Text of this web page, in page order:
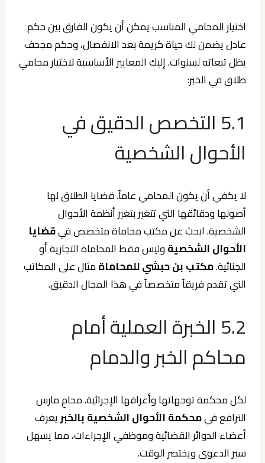
اختيار المحامي المناسب يمكن أن يكون الفارق بين حكم
عادل يضمن لك حياة كريمة بعد الانفصال، وحكم مجحف
يظل تبعاته لسنوات. إليك المعايير الأساسية لاختيار محامي
طلاق في الخبر:
5.1 التخصص الدقيق في
الأحوال الشخصية
لا يكفي أن يكون المحامي عاماً. قضايا الطلاق لها
أصولها ودقائقها التي تتغير بتغير أنظمة الأحوال
الشخصية. ابحث عن مكتب محاماة متخصص فيقضايا
الأحوال الشخصيةوليس فقط المحاماة التجارية أو
الجنائية.مكتب بن حبشي للمحاماةمثال على المكاتب
التي تقدم فريقاً متخصصاً في هذا المجال الدقيق.
5.2 الخبرة العملية أمام
محاكم الخبر والدمام
لكل محكمة توجهاتها وأعرافها الإجرائية. محامٍ مارس
الترافع فيمحكمة الأحوال الشخصية بالخبريعرف
أعضاء الدوائر القضائية وموظفي الإجراءات، مما يسهل
سير الدعوى ويختصر الوقت.